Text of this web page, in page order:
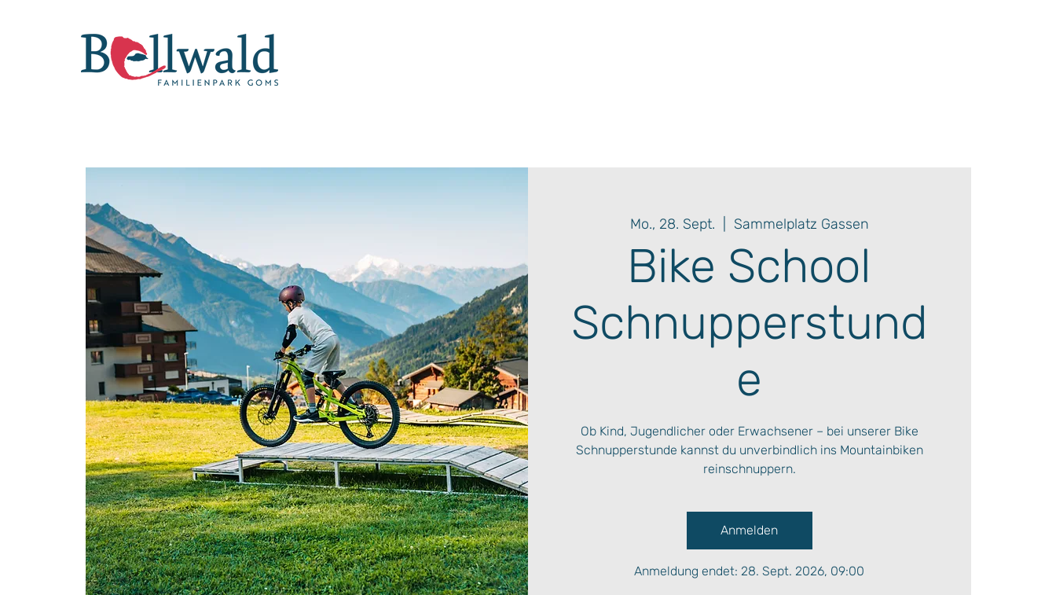
Mo., 28. Sept. Sammelplatz Gassen
Bike School
Schnupperstund
e
Ob Kind, Jugendlicher oder Erwachsener – bei unserer Bike
Schnupperstunde kannst du unverbindlich ins Mountainbiken
reinschnuppern.
Anmelden
Anmeldung endet: 28. Sept. 2026, 09:00